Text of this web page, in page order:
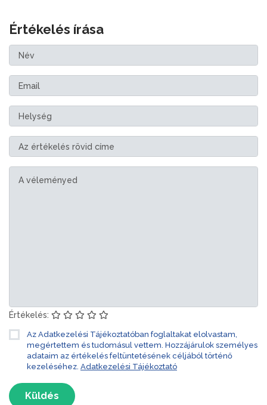
Értékelés írása
Értékelés:
Az Adatkezelési Tájékoztatóban foglaltakat elolvastam,
megértettem és tudomásul vettem. Hozzájárulok személyes
adataim az értékelés feltüntetésének céljából történő
kezeléséhez. Adatkezelési Tájékoztató
Küldés